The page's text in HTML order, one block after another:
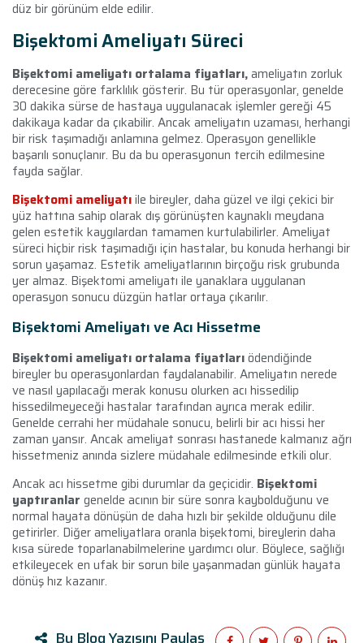
düz bir görünüm elde edilir.
Bişektomi Ameliyatı Süreci
Bişektomi ameliyatı ortalama fiyatları,ameliyatın zorluk
derecesine göre farklılık gösterir. Bu tür operasyonlar, genelde
30 dakika sürse de hastaya uygulanacak işlemler gereği 45
dakikaya kadar da çıkabilir. Ancak ameliyatın uzaması, herhangi
bir risk taşımadığı anlamına gelmez. Operasyon genellikle
başarılı sonuçlanır. Bu da bu operasyonun tercih edilmesine
fayda sağlar.
Bişektomi ameliyatıile bireyler, daha güzel ve ilgi çekici bir
yüz hattına sahip olarak dış görünüşten kaynaklı meydana
gelen estetik kaygılardan tamamen kurtulabilirler. Ameliyat
süreci hiçbir risk taşımadığı için hastalar, bu konuda herhangi bir
sorun yaşamaz. Estetik ameliyatlarının birçoğu risk grubunda
yer almaz. Bişektomi ameliyatı ile yanaklara uygulanan
operasyon sonucu düzgün hatlar ortaya çıkarılır.
Bişektomi Ameliyatı ve Acı Hissetme
Bişektomi ameliyatı ortalama fiyatlarıödendiğinde
bireyler bu operasyonlardan faydalanabilir. Ameliyatın nerede
ve nasıl yapılacağı merak konusu olurken acı hissedilip
hissedilmeyeceği hastalar tarafından ayrıca merak edilir.
Genelde cerrahi her müdahale sonucu, belirli bir acı hissi her
zaman yansır. Ancak ameliyat sonrası hastanede kalmanız ağrı
hissetmeniz anında sizlere müdahale edilmesinde etkili olur.
Ancak acı hissetme gibi durumlar da geçicidir. Bişektomi
yaptıranlar genelde acının bir süre sonra kaybolduğunu ve
normal hayata dönüşün de daha hızlı bir şekilde olduğunu dile
getirirler. Diğer ameliyatlara oranla bişektomi, bireylerin daha
kısa sürede toparlanabilmelerine yardımcı olur. Böylece, sağlığı
etkileyecek en ufak bir sorun bile yaşanmadan günlük hayata
dönüş hız kazanır.
Bu Blog Yazısını Paylaş